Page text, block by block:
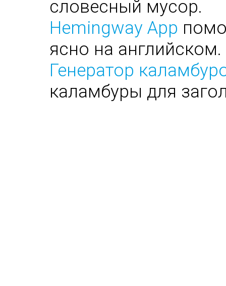
словесный мусор.
Hemingway App
ясно на английском.
Генератор
каламбуры для